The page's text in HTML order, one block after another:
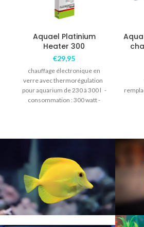
Aquael Platinium
Heater 300
€29,95
chauffage électronique en
verre avec thermorégulation
pour aquarium de 230 à 300 l -
consommation : 300 watt -